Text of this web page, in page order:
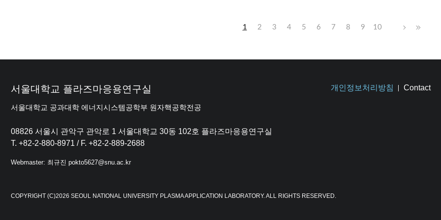
1 2 3 4 5 6 7 8 9 10
서울대학교 플라즈마응용연구실
서울대학교 공과대학 에너지시스템공학부 원자핵공학전공
개인정보처리방침 Contact
08826 서울시 관악구 관악로 1 서울대학교 30동 102호 플라즈마응용연구실
T. +82-2-880-8971 / F. +82-2-889-2688
Webmaster: 최규진 pokto5627@snu.ac.kr
COPYRIGHT (C)2026 SEOUL NATIONAL UNIVERSITY PLASMA APPLICATION LABORATORY. ALL RIGHTS RESERVED.